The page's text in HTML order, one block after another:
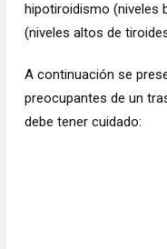
hipotiroidismo (niveles
(niveles altos de
A continuación se
preocupantes de un
debe tener cuidado: